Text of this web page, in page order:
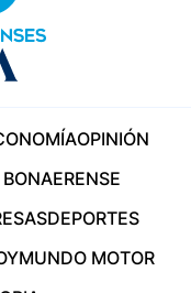
OPINIÓN
DEPORTES
MUNDO MOTOR